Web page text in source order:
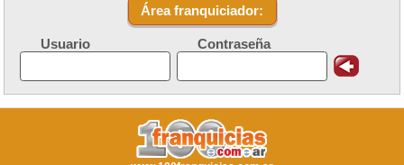
Área franquiciador:
Usuario Contraseña